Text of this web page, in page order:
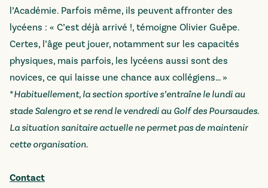
l’Académie. Parfois même, ils peuvent affronter des
lycéens : « C’est déjà arrivé !, témoigne Olivier Guêpe.
Certes, l’âge peut jouer, notamment sur les capacités
physiques, mais parfois, les lycéens aussi sont des
novices, ce qui laisse une chance aux collégiens… »
*Habituellement, la section sportive s’entraîne le lundi au
stade Salengro et se rend le vendredi au Golf des Poursaudes.
La situation sanitaire actuelle ne permet pas de maintenir
cette organisation.
Contact